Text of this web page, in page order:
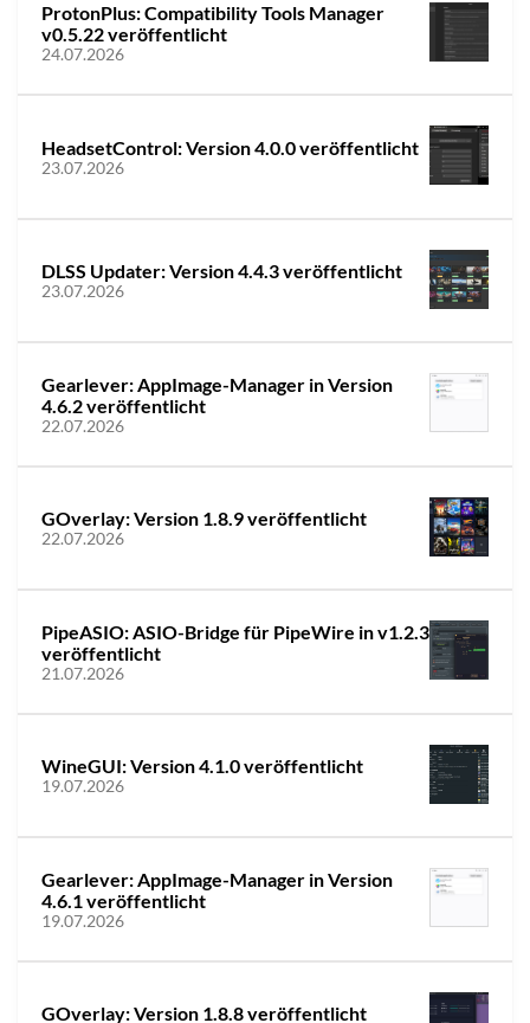
ProtonPlus: Compatibility Tools Manager
v0.5.22 veröffentlicht
24.07.2026
HeadsetControl: Version 4.0.0 veröffentlicht
23.07.2026
DLSS Updater: Version 4.4.3 veröffentlicht
23.07.2026
Gearlever: AppImage-Manager in Version
4.6.2 veröffentlicht
22.07.2026
GOverlay: Version 1.8.9 veröffentlicht
22.07.2026
PipeASIO: ASIO-Bridge für PipeWire in v1.2.3
veröffentlicht
21.07.2026
WineGUI: Version 4.1.0 veröffentlicht
19.07.2026
Gearlever: AppImage-Manager in Version
4.6.1 veröffentlicht
19.07.2026
GOverlay: Version 1.8.8 veröffentlicht